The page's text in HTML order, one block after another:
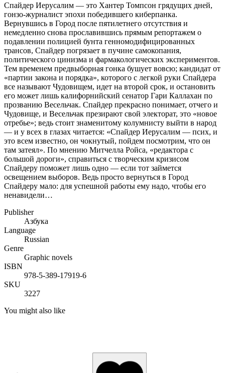
Спайдер Иерусалим — это Хантер Томпсон грядущих дней,
гонзо-журналист эпохи победившего киберпанка.
Вернувшись в Город после пятилетнего отсутствия и
немедленно снова прославившись прямым репортажем о
подавлении полицией бунта генномодифицированных
трансов, Спайдер погрязает в пучине самокопания,
политического цинизма и фармакологических экспериментов.
Тем временем предвыборная гонка бушует вовсю; кандидат от
«партии закона и порядка», которого с легкой руки Спайдера
все называют Чудовищем, идет на второй срок, и остановить
его может лишь калифорнийский сенатор Гари Каллахан по
прозванию Весельчак. Спайдер прекрасно понимает, отчего и
Чудовище, и Весельчак презирают свой электорат, это «новое
отребье»; ведь стоит знаменитому колумнисту выйти в народ
— и у всех в глазах читается: «Спайдер Иерусалим — псих, и
это всем известно, он чокнутый, пойдем посмотрим, что он
там затеял». По мнению Митчелла Ройса, «редактора с
большой дороги», справиться с творческим кризисом
Спайдеру поможет лишь одно — если тот займется
освещением выборов. Ведь просто вернуться в Город
Спайдеру мало: для успешной работы ему надо, чтобы его
ненавидели…
Publisher
Азбука
Language
Russian
Genre
Graphic novels
ISBN
978-5-389-17919-6
SKU
3227
You might also like